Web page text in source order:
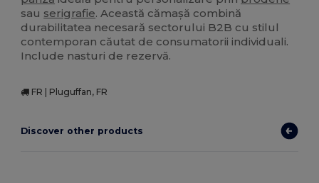
sau serigrafie. Această cămașă combină
durabilitatea necesară sectorului B2B cu stilul
contemporan căutat de consumatorii individuali.
Include nasturi de rezervă.
FR | Pluguffan, FR
Discover other products